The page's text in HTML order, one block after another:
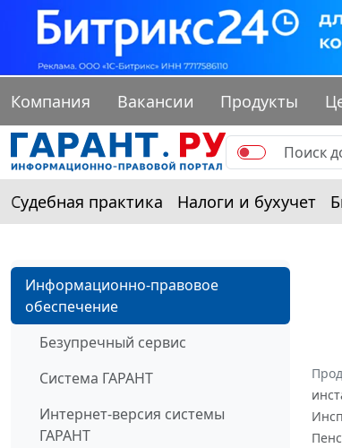
Компания Вакансии Продукты
Судебная практика Налоги и бухучет
Информационно-правовое
обеспечение
Безупречный сервис
Система ГАРАНТ
Интернет-версия системы
ГАРАНТ